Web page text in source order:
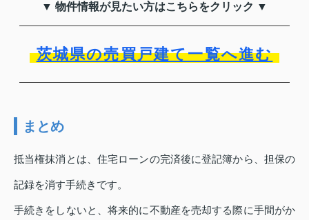
▼ 物件情報が見たい方はこちらをクリック ▼
茨城県の売買戸建て一覧へ進む
まとめ
抵当権抹消とは、住宅ローンの完済後に登記簿から、担保の
記録を消す手続きです。
手続きをしないと、将来的に不動産を売却する際に手間がか